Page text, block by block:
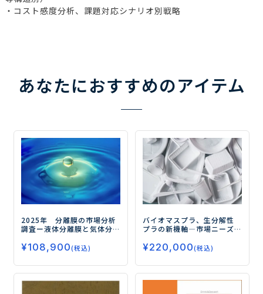
・コスト感度分析、課題対応シナリオ別戦略
あなたにおすすめのアイテム
2025年 分離膜の市場分析
調査ー液体分離膜と気体分
¥108,900(税込)
バイオマスプラ、生分解性
プラの新機軸―市場ニーズ
¥220,000(税込)